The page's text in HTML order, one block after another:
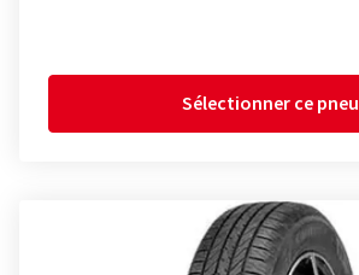
Sélectionner ce pneu